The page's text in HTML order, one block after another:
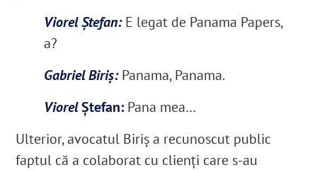
Viorel Ștefan:E legat de Panama Papers,
a?
GabrielBiriș:Panama, Panama.
ViorelȘtefan: Pana mea…
Ulterior, avocatul Biriș a recunoscut public
faptul că a colaborat cu clienți care s-au